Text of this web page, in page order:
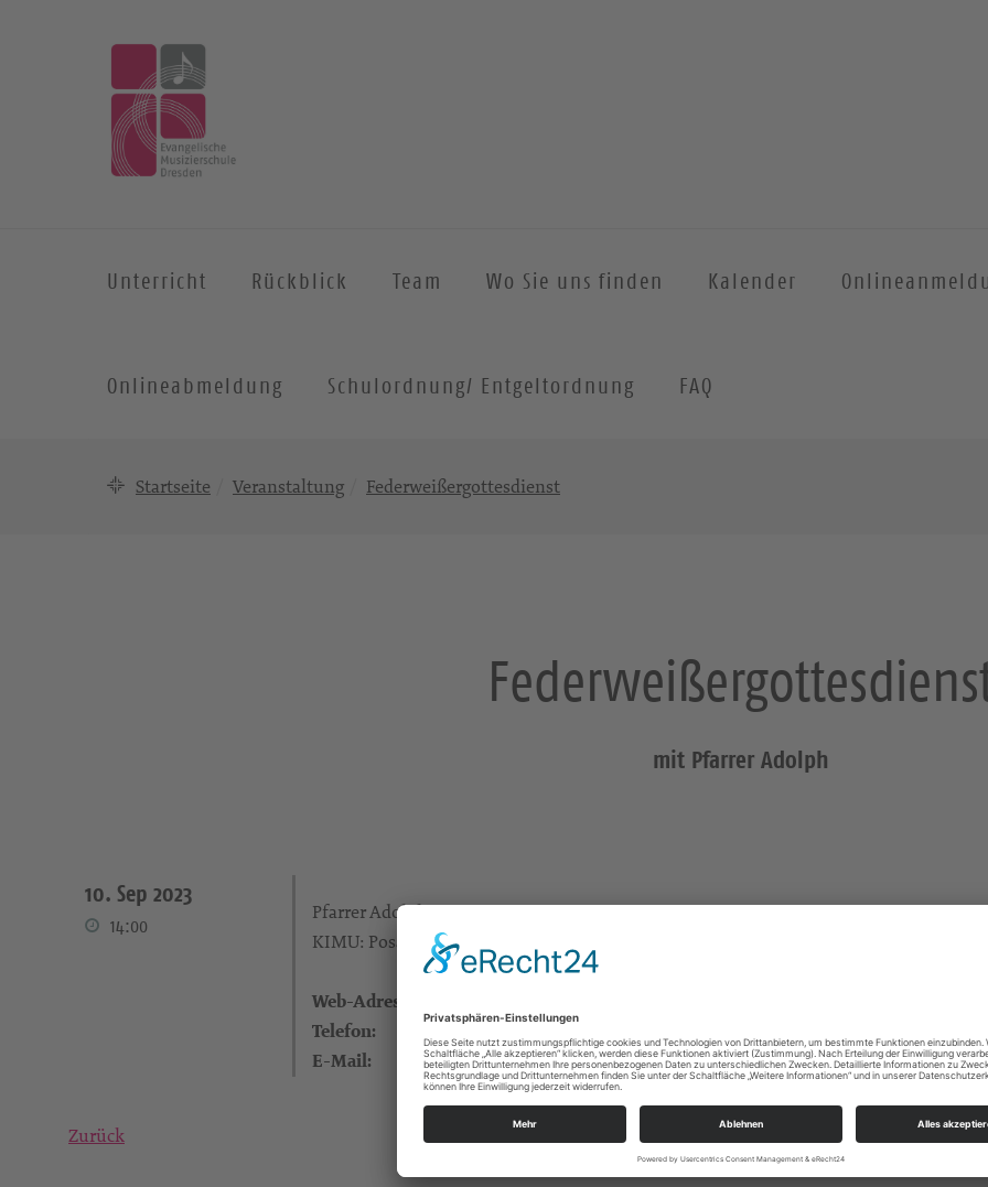
Unterricht Rückblick Team Wo Sie uns finden Kalender
Onlineabmeldung Schulordnung/ Entgeltordnung FAQ
Startseite Veranstaltung Federweißergottesdienst
mit Pfarrer Adolph
10. Sep 2023
14:00
Pfarrer Adolph
KIMU: Posaunenchor
Web-Adresse:
Telefon:
E-Mail: kg.grossenhainerland@evlks.de
Zurück